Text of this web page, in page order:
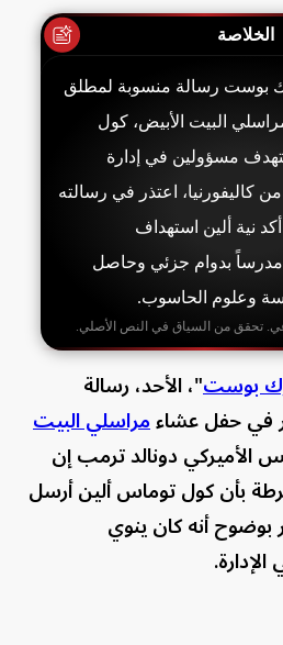
الخلاصة
بوست رسالة منسوبة لمطلق
البيت الأبيض، كول
مسؤولين في إدارة
31 عاماً من كاليفورنيا، اعتذر في رسالته
نية ألين استهداف
مدرساً بدوام جزئي وحاصل
وعلوم الحاسوب.
تحقق من السياق في النص الأصلي.
بوست"، الأحد، رسالة
في حفل عشاءمراسلي البيت
الأميركي دونالد ترمب إن
بأن كول توماس ألين أرسل
بوضوح أنه كان ينوي